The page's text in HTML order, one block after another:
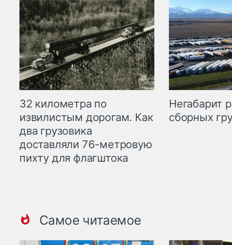
32 километра по
извилистым дорогам. Как
два грузовика
доставляли 76-метровую
пихту для флагштока
Негабарит
сборных
Самое читаемое